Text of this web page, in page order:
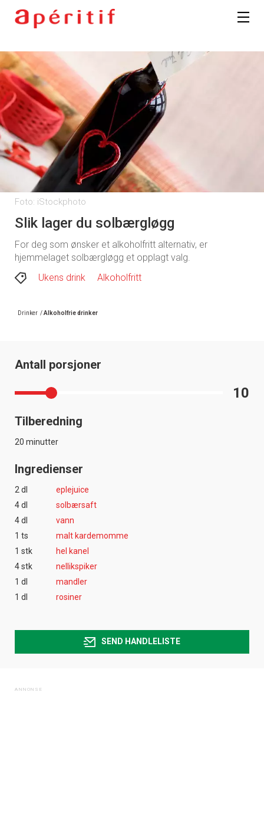
Foto: iStockphoto
Slik lager du solbærgløgg
For deg som ønsker et alkoholfritt alternativ, er
hjemmelaget solbærgløgg et opplagt valg.
Ukens drink
Alkoholfritt
Drinker /Alkoholfrie drinker
Antall porsjoner
10
Tilberedning
20 minutter
Ingredienser
2 dl
eplejuice
4 dl
solbærsaft
4 dl
vann
1 ts
malt kardemomme
1 stk
hel kanel
4 stk
nellikspiker
1 dl
mandler
1 dl
rosiner
SEND HANDLELISTE